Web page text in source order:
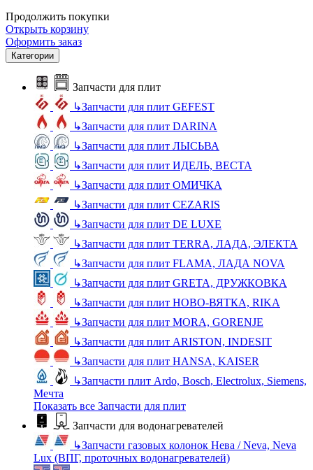
Продолжить покупки
Открыть корзину
Оформить заказ
Категории
Запчасти для плит
↳Запчасти для плит GEFEST
↳Запчасти для плит DARINA
↳Запчасти для плит ЛЫСЬВА
↳Запчасти для плит ИДЕЛЬ, ВЕСТА
↳Запчасти для плит ОМИЧКА
↳Запчасти для плит CEZARIS
↳Запчасти для плит DE LUXE
↳Запчасти для плит TERRA, ЛАДА, ЭЛЕКТА
↳Запчасти для плит FLAMA, ЛАДА NOVA
↳Запчасти для плит GRETA, ДРУЖКОВКА
↳Запчасти для плит НОВО-ВЯТКА, RIKA
↳Запчасти для плит MORA, GORENJE
↳Запчасти для плит ARISTON, INDESIT
↳Запчасти для плит HANSA, KAISER
↳Запчасти плит Ardo, Bosch, Electrolux, Siemens,
Мечта
Показать все Запчасти для плит
Запчасти для водонагревателей
↳Запчасти газовых колонок Нева / Neva, Neva
Lux (ВПГ, проточных водонагревателей)